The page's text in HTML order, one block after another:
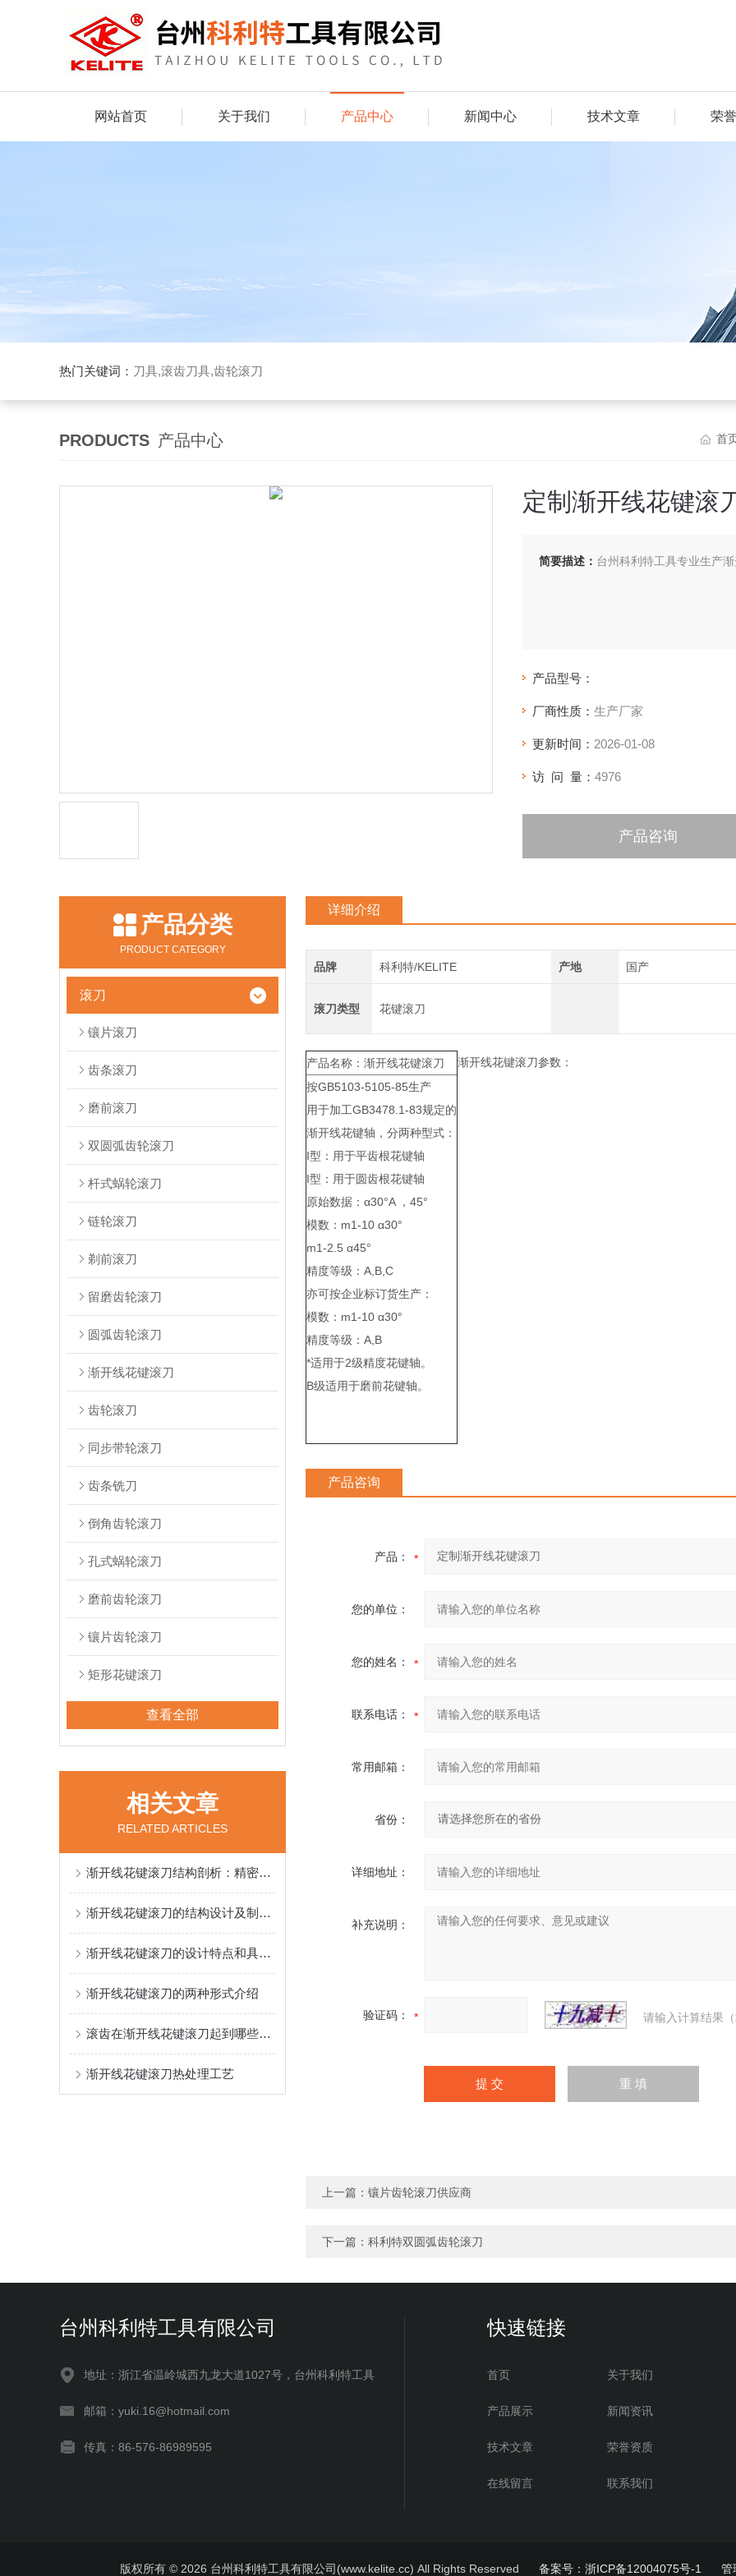
网站首页 关于我们 产品中心 新闻中心 技术文章 荣
热门关键词： 刀具,滚齿刀具,齿轮滚刀
PRODUCTS 产品中心 首
定制渐开线花键滚
简要描述： 台州科利特工具专业生产
产品型号：
厂商性质： 生产厂家
更新时间： 2026-01-08
访 问 量： 4976
产品咨询
产品分类
PRODUCT CATEGORY
滚刀
镶片滚刀
齿条滚刀
磨前滚刀
双圆弧齿轮滚刀
杆式蜗轮滚刀
链轮滚刀
剃前滚刀
留磨齿轮滚刀
圆弧齿轮滚刀
渐开线花键滚刀
齿轮滚刀
同步带轮滚刀
齿条铣刀
倒角齿轮滚刀
孔式蜗轮滚刀
磨前齿轮滚刀
镶片齿轮滚刀
矩形花键滚刀
查看全部
相关文章
RELATED ARTICLES
渐开线花键滚刀结构剖析：精密与强度的交响
渐开线花键滚刀的结构设计及制作工艺
渐开线花键滚刀的设计特点和具体制作工艺介绍
渐开线花键滚刀的两种形式介绍
滚齿在渐开线花键滚刀起到哪些作用
渐开线花键滚刀热处理工艺
详细介绍
品牌 科利特/KELITE 产地 国产
滚刀类型 花键滚刀
产品名称：渐开线花键滚刀
按GB5103-5105-85生产
用于加工GB3478.1-83规定的
渐开线花键轴，分两种型式：
I型：用于平齿根花键轴
I型：用于圆齿根花键轴
原始数据：α30°A ，45°
模数：m1-10 α30°
m1-2.5 α45°
精度等级：A,B,C
亦可按企业标订货生产：
模数：m1-10 α30°
精度等级：A,B
*适用于2级精度花键轴。
B级适用于磨前花键轴。
渐开线花键滚刀参数：
产品咨询
产品：
您的单位：
您的姓名：
联系电话：
常用邮箱：
省份：
详细地址：
补充说明：
验证码： 请输入计算结果
上一篇： 镶片齿轮滚刀供应商
下一篇： 科利特双圆弧齿轮滚刀
台州科利特工具有限公司
地址：浙江省温岭城西九龙大道1027号，台州科利特工具
邮箱：yuki.16@hotmail.com
传真：86-576-86989595
快速链接
首页 关于我们
产品展示 新闻资讯
技术文章 荣誉资质
在线留言 联系我们
版权所有 © 2026 台州科利特工具有限公司(www.kelite.cc) All Rights Reserved 备案号：浙ICP备12004075号-1 管